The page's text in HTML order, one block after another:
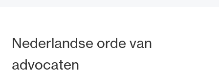
Bezoek- en postadres
Nederlandse orde van
advocaten